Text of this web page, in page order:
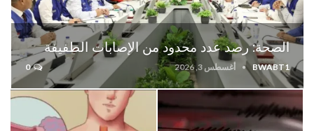
الصحة: رصد عدد محدود من الإصابات الطفيفة
BWABT1 أغسطس 3, 2026 0